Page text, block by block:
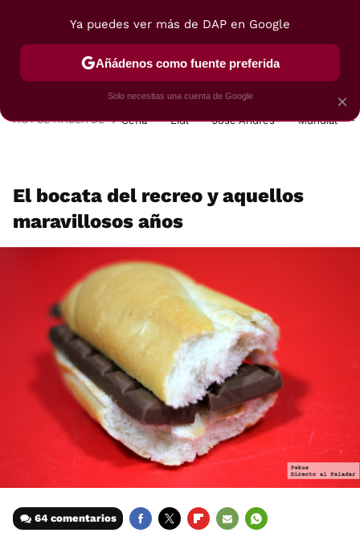
POSTRES VIAJES SELECCIÓN VEGUI
HOY SE HABLA DE Cena Lidl José Andrés Mundial
El bocata del recreo y aquellos
maravillosos años
64 comentarios
×
Ya puedes ver más de DAP en Google
Añádenos como fuente preferida
Solo necesitas una cuenta de Google